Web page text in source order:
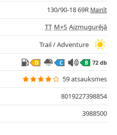
130/90-18 69R Mainīt
TT M+S Aizmugurējā
Trail / Adventure
D C B 72 db
59 atsauksmes
8019227398854
3988500